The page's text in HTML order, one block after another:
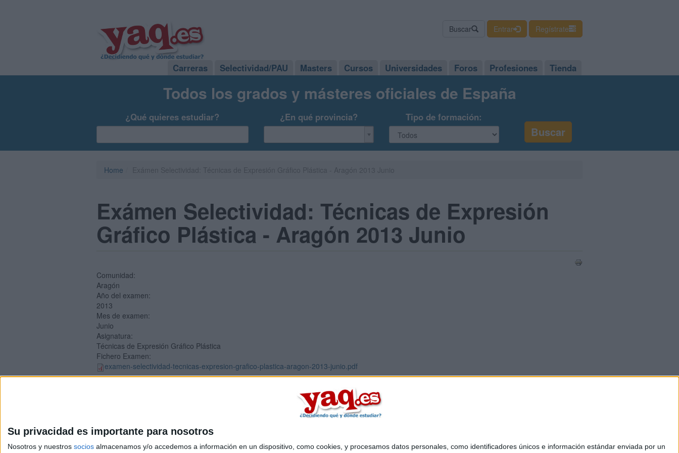
Su privacidad es importante para nosotros
Nosotros y nuestros socios almacenamos y/o accedemos a información en un dispositivo, como cookies, y procesamos datos personales, como identificadores únicos e información estándar enviada por un
Buscar Entrar Regístrate
Carreras Selectividad/PAU Masters Cursos Universidades Foros Profesiones Tienda
Todos los grados y másteres oficiales de España
¿Qué quieres estudiar? ¿En qué provincia? Tipo de formación:
Home
Exámen Selectividad: Técnicas de Expresión
Gráfico Plástica - Aragón 2013 Junio
Comunidad:
Aragón
Año del examen:
2013
Mes de examen:
Junio
Asignatura:
Técnicas de Expresión Gráfico Plástica
Fichero Examen:
examen-selectividad-tecnicas-expresion-grafico-plastica-aragon-2013-junio.pdf
Quiénes somos|Contactar|Anúnciate